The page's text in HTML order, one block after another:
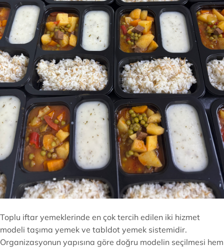
Toplu iftar yemeklerinde en çok tercih edilen iki hizmet
modeli taşıma yemek ve tabldot yemek sistemidir.
Organizasyonun yapısına göre doğru modelin seçilmesi hem